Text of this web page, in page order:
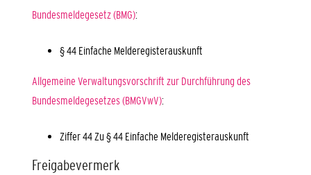
Bundesmeldegesetz (BMG):
§ 44 Einfache Melderegisterauskunft
Allgemeine Verwaltungsvorschrift zur Durchführung des
Bundesmeldegesetzes (BMGVwV):
Ziffer 44 Zu § 44 Einfache Melderegisterauskunft
Freigabevermerk